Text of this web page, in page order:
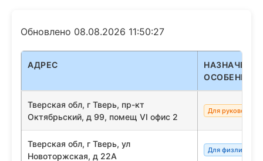
Обновлено 08.08.2026 11:50:27
АДРЕС
Тверская обл, г Тверь, пр-кт
Октябрьский, д 99, помещ VI офис 2
Для
Тверская обл, г Тверь, ул
Новоторжская, д 22А
Для физлиц/